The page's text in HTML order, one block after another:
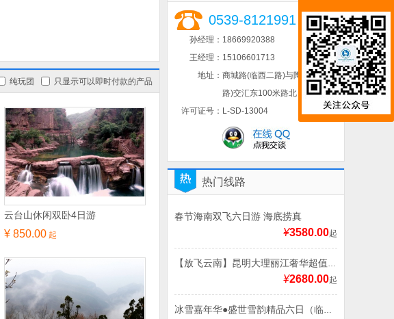
0539-8121991
孙经理： 18669920388
王经理： 15106601713
地址： 商城路(临西二路)与陶然路(金五
路)交汇东100米路北
许可证号： L-SD-13004
热门线路
春节海南双飞六日游 海底捞真
¥3580.00起
【放飞云南】昆明大理丽江奢华超值双飞6日游
¥2680.00起
冰雪嘉年华●盛世雪韵精品六日（临沂起止）奇幻哈尔滨、动感亚布力、童话雪乡六日游
只显示可以即时付款的产品
纯玩团
云台山休闲双卧4日游
¥ 850.00 起